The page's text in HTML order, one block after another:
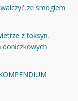
ze smogiem
z toksyn.
doniczkowych